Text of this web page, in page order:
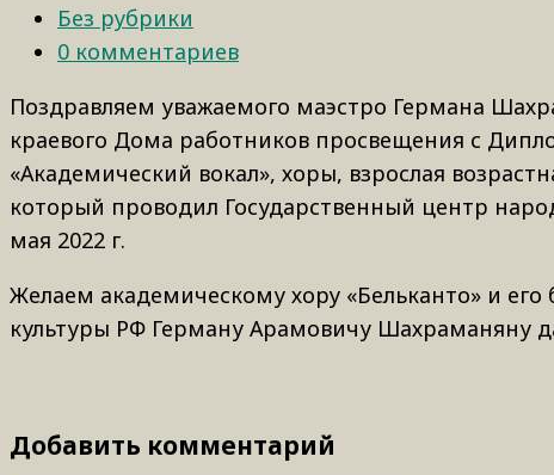
Без рубрики
0 комментариев
Поздравляем уважаемого маэстро Германа
краевого Дома работников просвещения с
«Академический вокал», хоры, взрослая
который проводил Государственный центр
мая 2022 г.
Желаем академическому хору «Бельканто» и
культуры РФ Герману Арамовичу Шахраманяну
Добавить комментарий